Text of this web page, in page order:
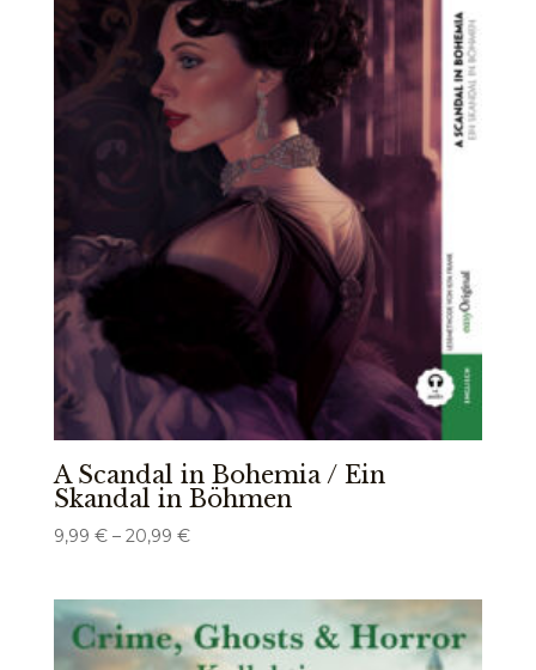
A Scandal in Bohemia / Ein
Skandal in Böhmen
9,99 € – 20,99 €Preisspanne: